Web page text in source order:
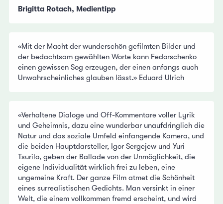
Brigitta Rotach, Medientipp
«Mit der Macht der wunderschön gefilmten Bilder und
der bedachtsam gewählten Worte kann Fedorschenko
einen gewissen Sog erzeugen, der einen anfangs auch
Unwahrscheinliches glauben lässt.» Eduard Ulrich
«Verhaltene Dialoge und Off-Kommentare voller Lyrik
und Geheimnis, dazu eine wunderbar unaufdringlich die
Natur und das soziale Umfeld einfangende Kamera, und
die beiden Hauptdarsteller, Igor Sergejew und Yuri
Tsurilo, geben der Ballade von der Unmöglichkeit, die
eigene Individualität wirklich frei zu leben, eine
ungemeine Kraft. Der ganze Film atmet die Schönheit
eines surrealistischen Gedichts. Man versinkt in einer
Welt, die einem vollkommen fremd erscheint, und wird